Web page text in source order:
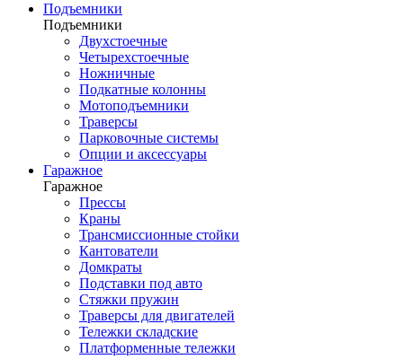
Подъемники
Подъемники
Двухстоечные
Четырехстоечные
Ножничные
Подкатные колонны
Мотоподъемники
Траверсы
Парковочные системы
Опции и аксессуары
Гаражное
Гаражное
Прессы
Краны
Трансмиссионные стойки
Кантователи
Домкраты
Подставки под авто
Стяжки пружин
Траверсы для двигателей
Тележки складские
Платформенные тележки